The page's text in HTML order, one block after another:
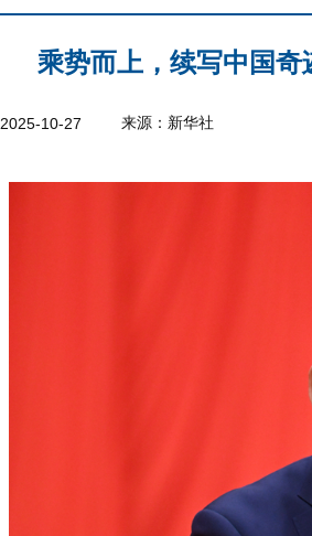
乘势而上，续写中国
2025-10-27 来源：新华社